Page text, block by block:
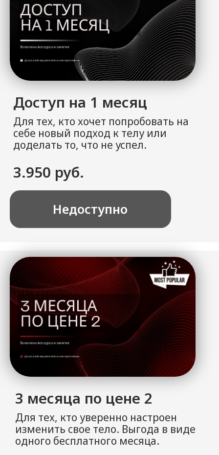
Доступ на 12 месяцев
Для тех, кто предпочитает "не
заморачиваться" по поводу
платежей, а просто заниматься
своим телом и здоровьем.
Годовая подписка = спокойная
нервная система и самая выгодная
цена в Академии.
17.000 руб.
Недоступно
47.880 руб.
Пожизненный доступ в МАБС
Для тех, у кого Биодинамики и
RABAL Гимнастика стали
незаменимой частью жизни.
1 платеж и полный доступ ко всему
и всегда.
116.000 руб.
Недоступно